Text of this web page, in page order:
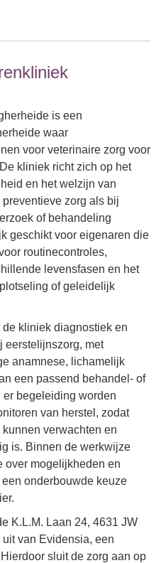
is een
waar
voor veterinaire zorg voor
kliniek richt zich op het
en het welzijn van
zorg als bij
of behandeling
geschikt voor eigenaren die
routinecontroles,
levensfasen en het
of geleidelijk
kliniek diagnostiek en
eerstelijnszorg, met
anamnese, lichamelijk
een passend behandel- of
begeleiding worden
van herstel, zodat
verwachten en
is. Binnen de werkwijze
over mogelijkheden en
onderbouwde keuze
K.L.M. Laan 24, 4631 JW
van Evidensia, een
sluit de zorg aan op